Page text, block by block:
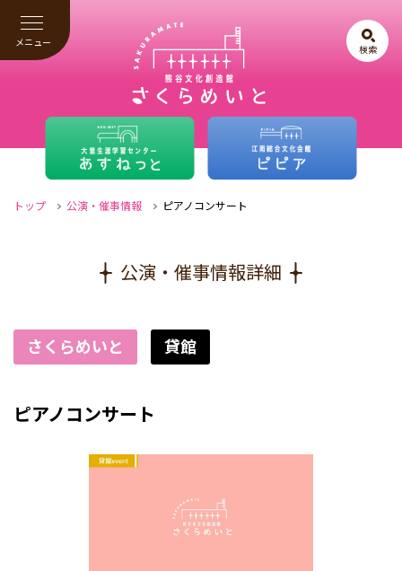
メニュー
検索
トップ 公演・催事情報 ピアノコンサート
公演・催事情報詳細
さくらめいと 貸館
ピアノコンサート